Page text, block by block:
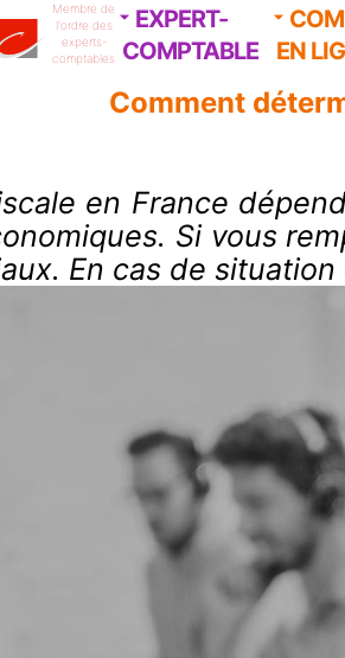
Membre de
l'ordre des
experts-
comptables
EXPERT-
COMPTABLE
EN
Comment
en France
Si vous
En cas de